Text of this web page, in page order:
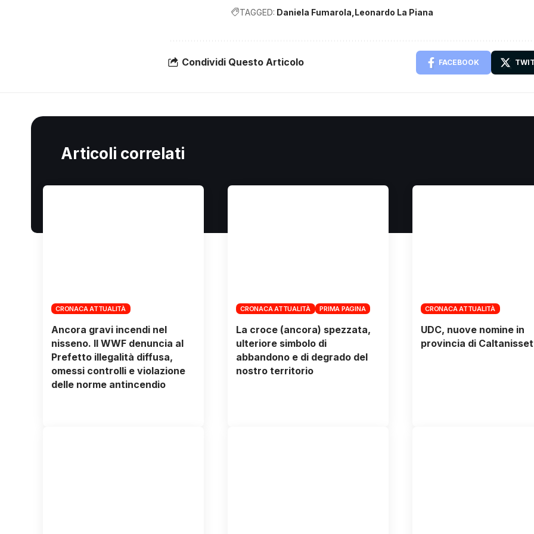
TAGGED: Daniela Fumarola Leonardo La Piana
Condividi Questo Articolo FACEBOOK
Articoli correlati
CRONACA ATTUALITÀ
Ancora gravi incendi nel
nisseno. Il WWF denuncia al
Prefetto illegalità diffusa,
omessi controlli e violazione
delle norme antincendio
CRONACA ATTUALITÀ PRIMA PAGINA
La croce (ancora) spezzata,
ulteriore simbolo di
abbandono e di degrado del
nostro territorio
CRONACA ATTUALITÀ
UDC, nuove nomine in
provincia di